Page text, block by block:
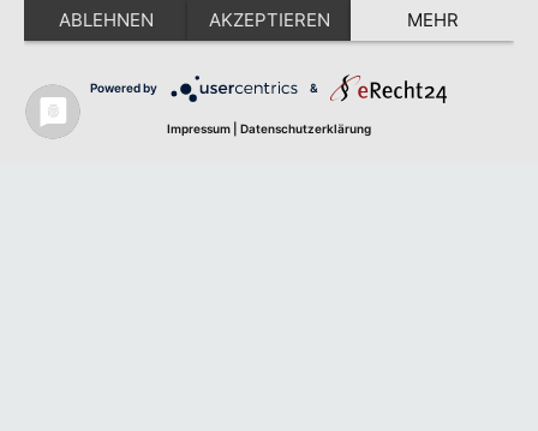
ABLEHNEN AKZEPTIEREN MEHR
Powered by &
Impressum Datenschutzerklärung